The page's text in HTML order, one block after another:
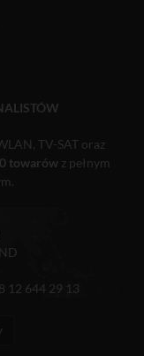
TV-SAT oraz
towarówz pełnym
12 644 29 13